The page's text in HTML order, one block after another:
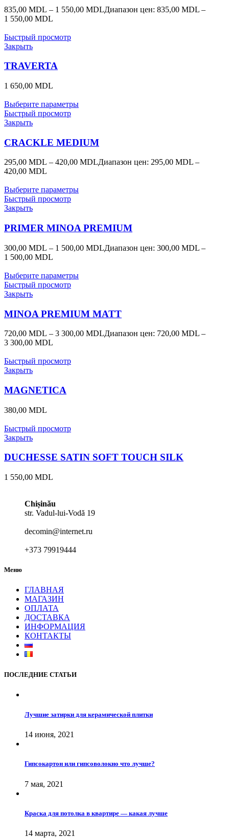
835,00 MDL – 1 550,00 MDLДиапазон цен: 835,00 MDL –
1 550,00 MDL
Быстрый просмотр
Закрыть
TRAVERTA
1 650,00 MDL
Выберите параметры
Быстрый просмотр
Закрыть
CRACKLE MEDIUM
295,00 MDL – 420,00 MDLДиапазон цен: 295,00 MDL –
420,00 MDL
Выберите параметры
Быстрый просмотр
Закрыть
PRIMER MINOA PREMIUM
300,00 MDL – 1 500,00 MDLДиапазон цен: 300,00 MDL –
1 500,00 MDL
Выберите параметры
Быстрый просмотр
Закрыть
MINOA PREMIUM MATT
720,00 MDL – 3 300,00 MDLДиапазон цен: 720,00 MDL –
3 300,00 MDL
Быстрый просмотр
Закрыть
MAGNETICA
380,00 MDL
Быстрый просмотр
Закрыть
DUCHESSE SATIN SOFT TOUCH SILK
1 550,00 MDL
Chișinău
str. Vadul-lui-Vodă 19
decomin@internet.ru
+373 79919444
Меню
ГЛАВНАЯ
МАГАЗИН
ОПЛАТА
ДОСТАВКА
ИНФОРМАЦИЯ
КОНТАКТЫ
ПОСЛЕДНИЕ СТАТЬИ
Лучшие затирки для керамической плитки
14 июня, 2021
Гипсокартон или гипсоволокно что лучше?
7 мая, 2021
Краска для потолка в квартире — какая лучше
14 марта, 2021